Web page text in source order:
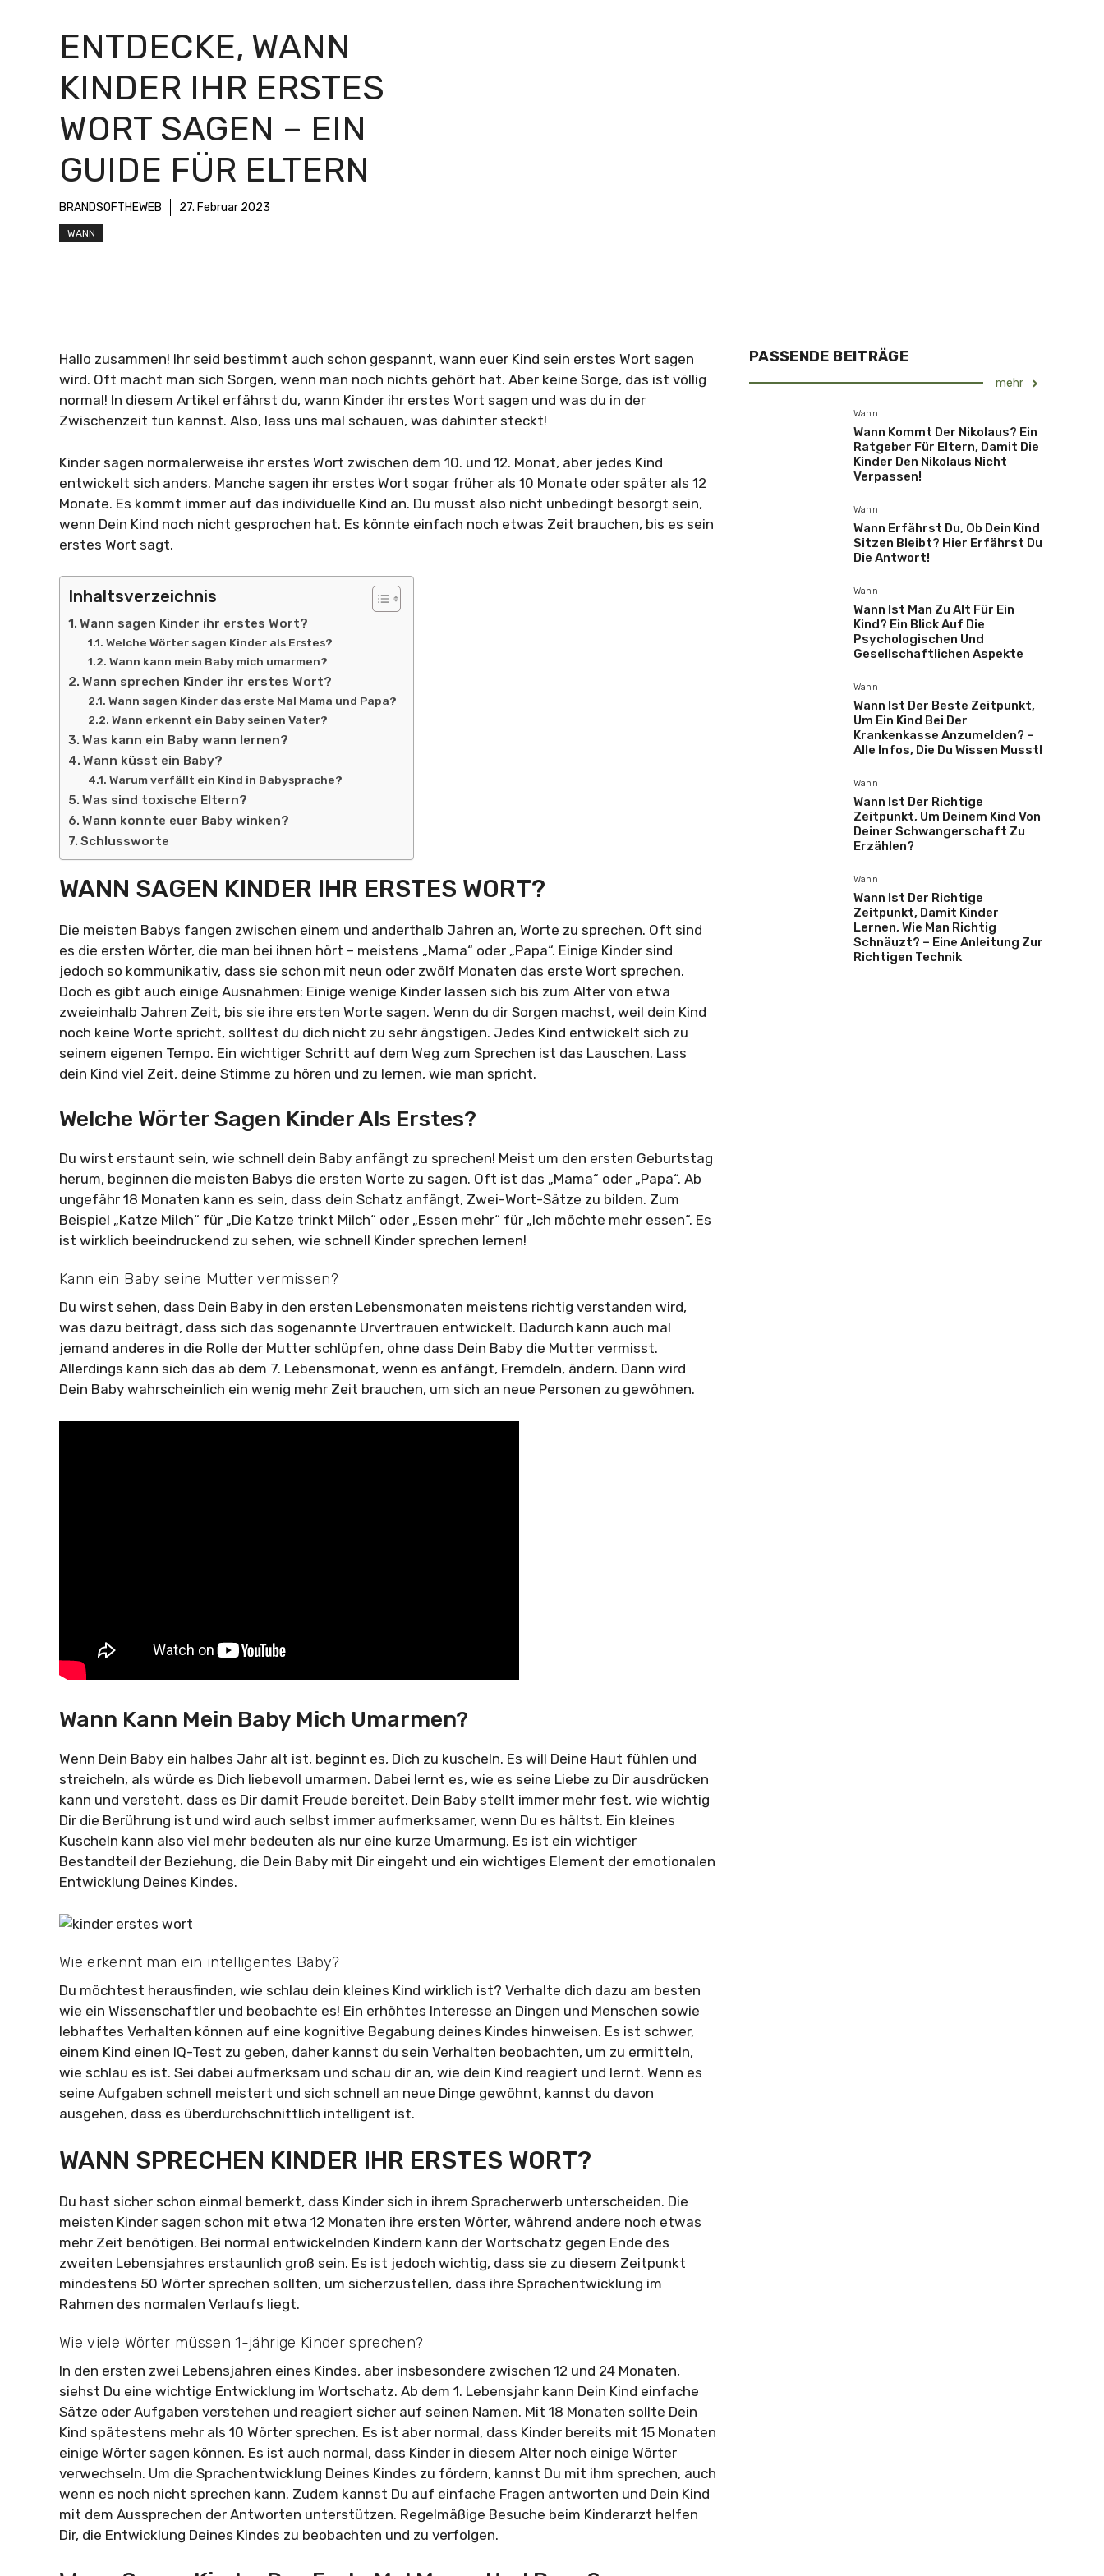
ENTDECKE, WANN
KINDER IHR ERSTES
WORT SAGEN – EIN
GUIDE FÜR ELTERN
BRANDSOFTHEWEB 27. Februar 2023
WANN
Hallo zusammen! Ihr seid bestimmt auch schon gespannt, wann euer Kind sein erstes Wort sagen
wird. Oft macht man sich Sorgen, wenn man noch nichts gehört hat. Aber keine Sorge, das ist völlig
normal! In diesem Artikel erfährst du, wann Kinder ihr erstes Wort sagen und was du in der
Zwischenzeit tun kannst. Also, lass uns mal schauen, was dahinter steckt!
Kinder sagen normalerweise ihr erstes Wort zwischen dem 10. und 12. Monat, aber jedes Kind
entwickelt sich anders. Manche sagen ihr erstes Wort sogar früher als 10 Monate oder später als 12
Monate. Es kommt immer auf das individuelle Kind an. Du musst also nicht unbedingt besorgt sein,
wenn Dein Kind noch nicht gesprochen hat. Es könnte einfach noch etwas Zeit brauchen, bis es sein
erstes Wort sagt.
Inhaltsverzeichnis
Wann sagen Kinder ihr erstes Wort?
Welche Wörter sagen Kinder als Erstes?
Wann kann mein Baby mich umarmen?
Wann sprechen Kinder ihr erstes Wort?
Wann sagen Kinder das erste Mal Mama und Papa?
Wann erkennt ein Baby seinen Vater?
Was kann ein Baby wann lernen?
Wann küsst ein Baby?
Warum verfällt ein Kind in Babysprache?
Was sind toxische Eltern?
Wann konnte euer Baby winken?
Schlussworte
WANN SAGEN KINDER IHR ERSTES WORT?
Die meisten Babys fangen zwischen einem und anderthalb Jahren an, Worte zu sprechen. Oft sind
es die ersten Wörter, die man bei ihnen hört – meistens „Mama“ oder „Papa“. Einige Kinder sind
jedoch so kommunikativ, dass sie schon mit neun oder zwölf Monaten das erste Wort sprechen.
Doch es gibt auch einige Ausnahmen: Einige wenige Kinder lassen sich bis zum Alter von etwa
zweieinhalb Jahren Zeit, bis sie ihre ersten Worte sagen. Wenn du dir Sorgen machst, weil dein Kind
noch keine Worte spricht, solltest du dich nicht zu sehr ängstigen. Jedes Kind entwickelt sich zu
seinem eigenen Tempo. Ein wichtiger Schritt auf dem Weg zum Sprechen ist das Lauschen. Lass
dein Kind viel Zeit, deine Stimme zu hören und zu lernen, wie man spricht.
Welche Wörter Sagen Kinder Als Erstes?
Du wirst erstaunt sein, wie schnell dein Baby anfängt zu sprechen! Meist um den ersten Geburtstag
herum, beginnen die meisten Babys die ersten Worte zu sagen. Oft ist das „Mama“ oder „Papa“. Ab
ungefähr 18 Monaten kann es sein, dass dein Schatz anfängt, Zwei-Wort-Sätze zu bilden. Zum
Beispiel „Katze Milch“ für „Die Katze trinkt Milch“ oder „Essen mehr“ für „Ich möchte mehr essen“. Es
ist wirklich beeindruckend zu sehen, wie schnell Kinder sprechen lernen!
Kann ein Baby seine Mutter vermissen?
Du wirst sehen, dass Dein Baby in den ersten Lebensmonaten meistens richtig verstanden wird,
was dazu beiträgt, dass sich das sogenannte Urvertrauen entwickelt. Dadurch kann auch mal
jemand anderes in die Rolle der Mutter schlüpfen, ohne dass Dein Baby die Mutter vermisst.
Allerdings kann sich das ab dem 7. Lebensmonat, wenn es anfängt, Fremdeln, ändern. Dann wird
Dein Baby wahrscheinlich ein wenig mehr Zeit brauchen, um sich an neue Personen zu gewöhnen.
Wann Kann Mein Baby Mich Umarmen?
Wenn Dein Baby ein halbes Jahr alt ist, beginnt es, Dich zu kuscheln. Es will Deine Haut fühlen und
streicheln, als würde es Dich liebevoll umarmen. Dabei lernt es, wie es seine Liebe zu Dir ausdrücken
kann und versteht, dass es Dir damit Freude bereitet. Dein Baby stellt immer mehr fest, wie wichtig
Dir die Berührung ist und wird auch selbst immer aufmerksamer, wenn Du es hältst. Ein kleines
Kuscheln kann also viel mehr bedeuten als nur eine kurze Umarmung. Es ist ein wichtiger
Bestandteil der Beziehung, die Dein Baby mit Dir eingeht und ein wichtiges Element der emotionalen
Entwicklung Deines Kindes.
Wie erkennt man ein intelligentes Baby?
Du möchtest herausfinden, wie schlau dein kleines Kind wirklich ist? Verhalte dich dazu am besten
wie ein Wissenschaftler und beobachte es! Ein erhöhtes Interesse an Dingen und Menschen sowie
lebhaftes Verhalten können auf eine kognitive Begabung deines Kindes hinweisen. Es ist schwer,
einem Kind einen IQ-Test zu geben, daher kannst du sein Verhalten beobachten, um zu ermitteln,
wie schlau es ist. Sei dabei aufmerksam und schau dir an, wie dein Kind reagiert und lernt. Wenn es
seine Aufgaben schnell meistert und sich schnell an neue Dinge gewöhnt, kannst du davon
ausgehen, dass es überdurchschnittlich intelligent ist.
WANN SPRECHEN KINDER IHR ERSTES WORT?
Du hast sicher schon einmal bemerkt, dass Kinder sich in ihrem Spracherwerb unterscheiden. Die
meisten Kinder sagen schon mit etwa 12 Monaten ihre ersten Wörter, während andere noch etwas
mehr Zeit benötigen. Bei normal entwickelnden Kindern kann der Wortschatz gegen Ende des
zweiten Lebensjahres erstaunlich groß sein. Es ist jedoch wichtig, dass sie zu diesem Zeitpunkt
mindestens 50 Wörter sprechen sollten, um sicherzustellen, dass ihre Sprachentwicklung im
Rahmen des normalen Verlaufs liegt.
Wie viele Wörter müssen 1-jährige Kinder sprechen?
In den ersten zwei Lebensjahren eines Kindes, aber insbesondere zwischen 12 und 24 Monaten,
siehst Du eine wichtige Entwicklung im Wortschatz. Ab dem 1. Lebensjahr kann Dein Kind einfache
Sätze oder Aufgaben verstehen und reagiert sicher auf seinen Namen. Mit 18 Monaten sollte Dein
Kind spätestens mehr als 10 Wörter sprechen. Es ist aber normal, dass Kinder bereits mit 15 Monaten
einige Wörter sagen können. Es ist auch normal, dass Kinder in diesem Alter noch einige Wörter
verwechseln. Um die Sprachentwicklung Deines Kindes zu fördern, kannst Du mit ihm sprechen, auch
wenn es noch nicht sprechen kann. Zudem kannst Du auf einfache Fragen antworten und Dein Kind
mit dem Aussprechen der Antworten unterstützen. Regelmäßige Besuche beim Kinderarzt helfen
Dir, die Entwicklung Deines Kindes zu beobachten und zu verfolgen.
PASSENDE BEITRÄGE
mehr
Wann
Wann Kommt Der Nikolaus? Ein
Ratgeber Für Eltern, Damit Die
Kinder Den Nikolaus Nicht
Verpassen!
Wann
Wann Erfährst Du, Ob Dein Kind
Sitzen Bleibt? Hier Erfährst Du
Die Antwort!
Wann
Wann Ist Man Zu Alt Für Ein
Kind? Ein Blick Auf Die
Psychologischen Und
Gesellschaftlichen Aspekte
Wann
Wann Ist Der Beste Zeitpunkt,
Um Ein Kind Bei Der
Krankenkasse Anzumelden? –
Alle Infos, Die Du Wissen Musst!
Wann
Wann Ist Der Richtige
Zeitpunkt, Um Deinem Kind Von
Deiner Schwangerschaft Zu
Erzählen?
Wann
Wann Ist Der Richtige
Zeitpunkt, Damit Kinder
Lernen, Wie Man Richtig
Schnäuzt? – Eine Anleitung Zur
Richtigen Technik